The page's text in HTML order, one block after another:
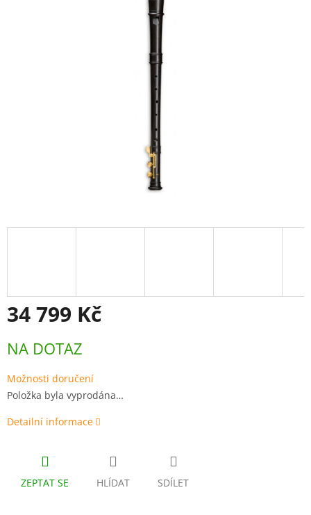
34 799 Kč
cena:
NA DOTAZ
Možnosti doručení
Položka byla vyprodána…
Detailní informace
ZEPTAT SE HLÍDAT SDÍLET